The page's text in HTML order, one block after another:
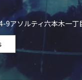
9アソルティ六本木一丁